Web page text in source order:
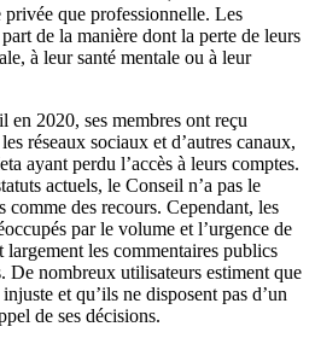
privée que professionnelle. Les
de la manière dont la perte de leurs
à leur santé mentale ou à leur
2020, ses membres ont reçu
réseaux sociaux et d’autres canaux,
ayant perdu l’accès à leurs comptes.
actuels, le Conseil n’a pas le
des recours. Cependant, les
par le volume et l’urgence de
largement les commentaires publics
De nombreux utilisateurs estiment que
et qu’ils ne disposent pas d’un
de ses décisions.